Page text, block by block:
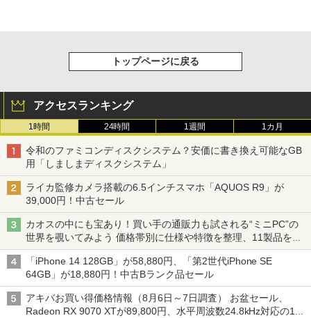
トップページに戻る
アクセスランキング
1時間 24時間 1週間 1カ月
令和のファミコンディスクシステム？安価に書き換え可能なGB
用「しましまディスクシステム」
ライカ監修カメラ搭載の6.5インチスマホ「AQUOS R9」が
39,000円！中古セール
カオスの中にも宝あり！買い手の通販力も試される“ミニPC”の
世界を覗いてみよう 価格帯別に仕様や特徴を整理、11製品をピ
ックアップ text by 石川 ひさよし
「iPhone 14 128GB」が58,880円、「第2世代iPhone SE
64GB」が18,880円！中古Bランク品セール
アキバお買い得価格情報（8月6日～7日調査） お盆セール、
Radeon RX 9070 XTが89,800円、水平周波数24.8kHz対応の17